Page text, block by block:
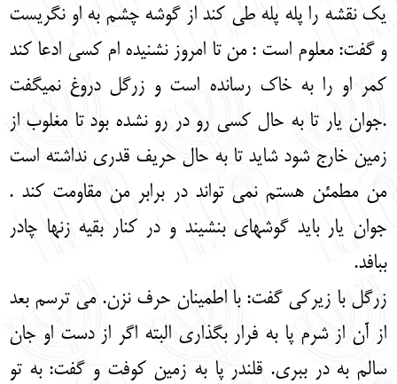
یک نقشه را پله پله طی کند از گوشه چشم به او نگریست
و گفت: معلوم است : من تا امروز نشنیده ام کسی ادعا کند
کمر او را به خاک رسانده است و زرگل دروغ نمی‏گفت
.جوان یار تا به حال کسی رو در رو نشده بود تا مغلوب از
زمین خارج شود شاید تا به حال حریف قدری نداشته است
من مطمئن هستم نمی تواند در برابر من مقاومت کند .
جوان یار باید گوشه‏ای بنشیند و در کنار بقیه زنها چادر
ببافد.
زرگل با زیرکی گفت: با اطمینان حرف نزن. می ترسم بعد
از آن از شرم پا به فرار بگذاری البته اگر از دست او جان
سالم به در ببری. قلندر پا به زمین کوفت و گفت: به تو